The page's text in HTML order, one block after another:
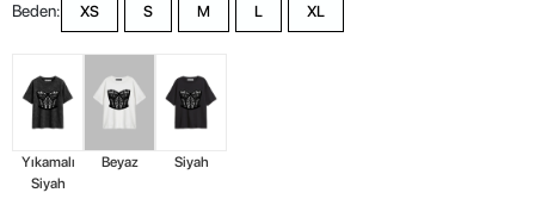
Beden: XS S M L XL
Yıkamalı
Siyah
Beyaz Siyah